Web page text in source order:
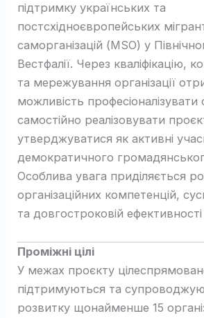
підтримку українських та
постсхідноєвропейських
саморганізацій (MSO) у
Вестфалії. Через кваліфікацію,
та мережування організації
можливість професіоналізувати
самостійно реалізовувати
утверджуватися як активні
демократичного
Особлива увага приділяється
організаційних компетенцій,
та довгостроковій
Проміжні цілі
У межах проєкту
підтримуються та
розвитку щонайменше 15